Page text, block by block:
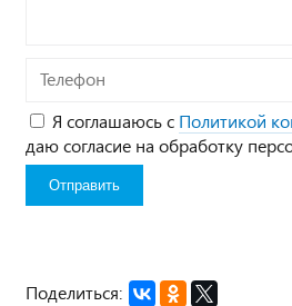
Телефон
Я соглашаюсь с Политикой
даю согласие на обработку
Поделиться: